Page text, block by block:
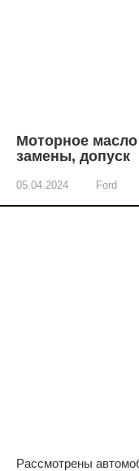
Моторное
замены, допуск
05.04.2024 Ford
Рассмотрены